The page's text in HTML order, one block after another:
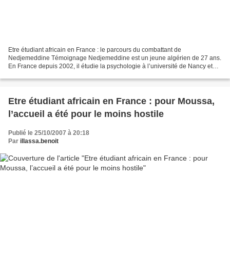
Etre étudiant africain en France : le parcours du combattant de
Nedjemeddine Témoignage Nedjemeddine est un jeune algérien de 27 ans.
En France depuis 2002, il étudie la psychologie à l’université de Nancy et
Etre étudiant africain en France : pour Moussa,
l’accueil a été pour le moins hostile
Publié le 25/10/2007 à 20:18
Par illassa.benoit